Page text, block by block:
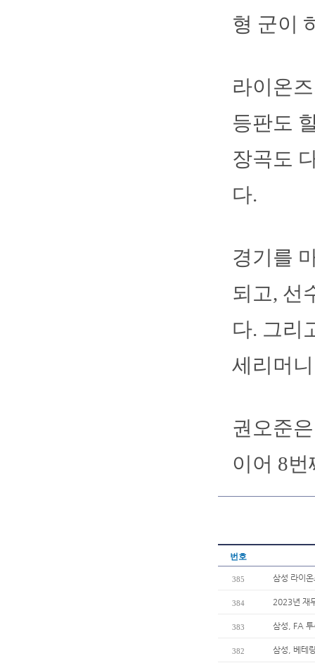
형 군이
라이온
등판도
장곡도
다.
경기를
되고, 선
다. 그리
세리머
권오준
이어 8
번호
385 삼성 라이
384 2023년 재
383 삼성, FA
382 삼성, 베테